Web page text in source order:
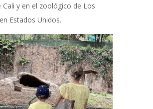
Cali y en el zoológico de Los
Estados Unidos.